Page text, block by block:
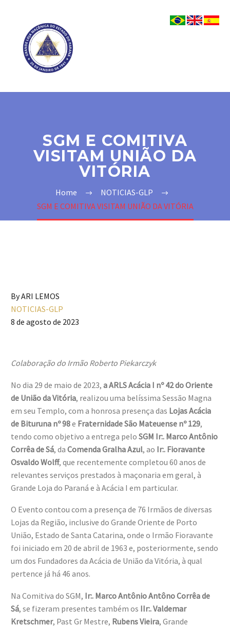
SGM E COMITIVA
VISITAM UNIÃO DA
VITÓRIA
Home
NOTICIAS-GLP
SGM E COMITIVA VISITAM UNIÃO DA VITÓRIA
By ARI LEMOS
NOTICIAS-GLP
8 de agosto de 2023
Colaboração do Irmão Roberto Piekarczyk
No dia 29 de maio de 2023, a ARLS Acácia I nº 42 do Oriente
de União da Vitória, realizou uma belíssima Sessão Magna
em seu Templo, com a honrosa presença das Lojas Acácia
de Bituruna nº 98e Fraternidade São Mateuense nº 129,
tendo como objetivo a entrega pelo SGM Ir:. Marco Antônio
Corrêa de Sá, da Comenda Gralha Azul, ao Ir:. Fioravante
Osvaldo Wolff, que recentemente completou 60 anos de
relevantes serviços prestados à maçonaria em geral, à
Grande Loja do Paraná e à Acácia I em particular.
O Evento contou com a presença de 76 Irmãos de diversas
Lojas da Região, inclusive do Grande Oriente de Porto
União, Estado de Santa Catarina, onde o Irmão Fioravante
foi iniciado em 20 de abril de 1963 e, posteriormente, sendo
um dos Fundadores da Acácia de União da Vitória, à qual
pertence já há 46 anos.
Na Comitiva do SGM, Ir:. Marco Antônio Antôno Corrêa de
Sá, se fizeram presentes também os IIr:. Valdemar
Kretschmer, Past Gr Mestre, Rubens Vieira, Grande